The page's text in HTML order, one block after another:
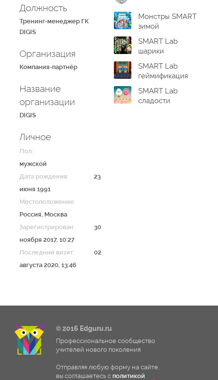
Должность
Тренинг-менеджер ГК
DIGIS
Организация
Компания-партнёр
Название
организации
DIGIS
Личное
Пол:
мужской
Дата рождения:
23
июня 1991
Местоположение:
Россия, Москва
Зарегистрирован:
30
ноября 2017, 10:27
Последний визит:
02
августа 2020, 13:46
Монстры SMART
зимой
SMART Lab
шарики
SMART Lab
геймификация
SMART Lab
сладости
© 2016 Edguru.ru
Профессиональное сообщество
учителей нового поколения
Отправляя любую форму на сайте,
вы соглашаетесь с политикой